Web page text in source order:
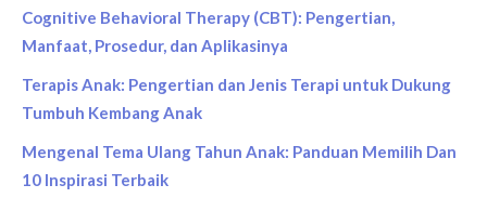
Cognitive Behavioral Therapy (CBT): Pengertian,
Manfaat, Prosedur, dan Aplikasinya
Terapis Anak: Pengertian dan Jenis Terapi untuk Dukung
Tumbuh Kembang Anak
Mengenal Tema Ulang Tahun Anak: Panduan Memilih Dan
10 Inspirasi Terbaik